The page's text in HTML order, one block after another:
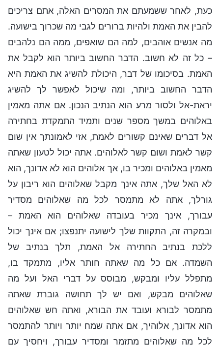
כעת, לאחר ששמעתם את המסרים האלה, אתם צריכים
להבין את האמת ולהיות ברורים לגבי מה שכרוך בישועה.
מה אנשים אוהבים, למה הם שואפים, ממה הם נלהבים
– כל זה לא חשוב. הדבר החשוב ביותר הוא לקבל את
האמת. בסיכומו של דבר, היכולת להשיג את האמת היא
הדבר החשוב ביותר, ומה שיכול לאפשר לך להשיג
יראת-אל ולסור מרע הוא הנתיב הנכון. אם אתה מאמין
באלוהים במשך מספר שנים ותמיד התמקדת בחתירה
אל דברים שאינם קשורים לאמת, אזי לאמונתך אין שום
קשר לאמת ושום קשר לאלוהים. אתה יכול לטעון שאתה
מאמין באלוהים ומכיר בו, אך אלוהים הוא לא אדונך, הוא
לא האל שלך, אתה אינך מקבל שאלוהים הוא ריבון על
גורלך, אתה לא מתמסר לכל מה שאלוהים מסדיר
עבורך, אינך מכיר בעובדה שאלוהים הוא האמת –
ובמקרה זה, התקוות שלך לישועה יתנפצו; אם אינך יכול
ללכת בנתיב החתירה אל האמת, תלך בנתיב של
השמדה. אם כל מה שאתה חותר אליו, מתמקד בו,
מתפלל עליו ומבקש, מבוסס על דברי האל ועל מה
שאלוהים מבקש, ואם יש לך תחושה גוברת שאתה
מתמסר לבורא ועובד את הבורא, ואתה חש שאלוהים
הוא אדונך, אלוהיך, אם אתה שמח יותר ויותר להתמסר
לכל מה שאלוהים מתזמר ומסדיר עבורך, ויחסיך עם